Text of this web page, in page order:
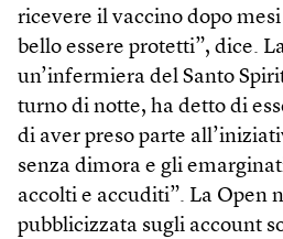
ricevere il vaccino dopo
bello essere protetti”, dice.
un’infermiera del Santo
turno di notte, ha detto di
di aver preso parte
senza dimora e gli
accolti e accuditi”. La Open
pubblicizzata sugli account